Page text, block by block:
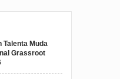
Talenta Muda
Grassroot